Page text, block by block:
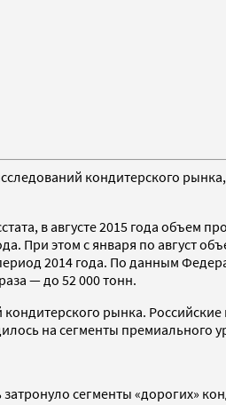
кондитерского
в августе 2015 года объем
При этом с января по август
2014 года. По данным
— до 52 000 тонн.
рынка.
на сегменты премиального
сегменты «дорогих»